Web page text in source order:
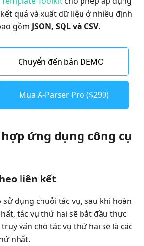
quả và xuất dữ liệu ở nhiều định
gồm JSON, SQL và CSV.
Chuyển đến bản DEMO
Mua A-Parser Pro ($299)
ứng dụng công cụ
liên kết
sử dụng chuỗi tác vụ, sau khi hoàn
tác vụ thứ hai sẽ bắt đầu thực
vấn cho tác vụ thứ hai sẽ là các
nhất.